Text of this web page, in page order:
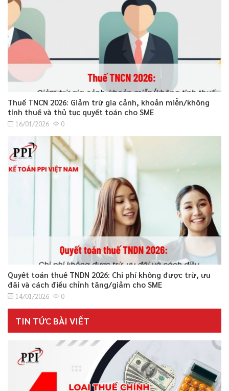
Thuế TNCN 2026: Giảm trừ gia cảnh, khoản miễn/không
tính thuế và thủ tục quyết toán cho SME
16/01/2026 0
Quyết toán thuế TNDN 2026: Chi phí không được trừ, ưu
đãi và cách điều chỉnh tăng/giảm cho SME
14/01/2026 0
TIN TỨC BÀI VIẾT